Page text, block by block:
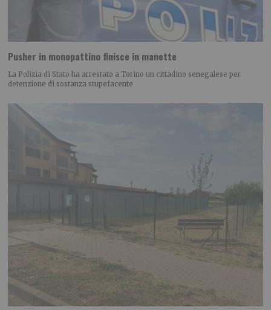
Pusher in monopattino finisce in manette
La Polizia di Stato ha arrestato a Torino un cittadino senegalese per
detenzione di sostanza stupefacente